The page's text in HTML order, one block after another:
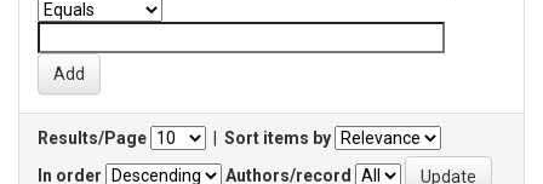
Results/Page
Sort items by
In order
Authors/record